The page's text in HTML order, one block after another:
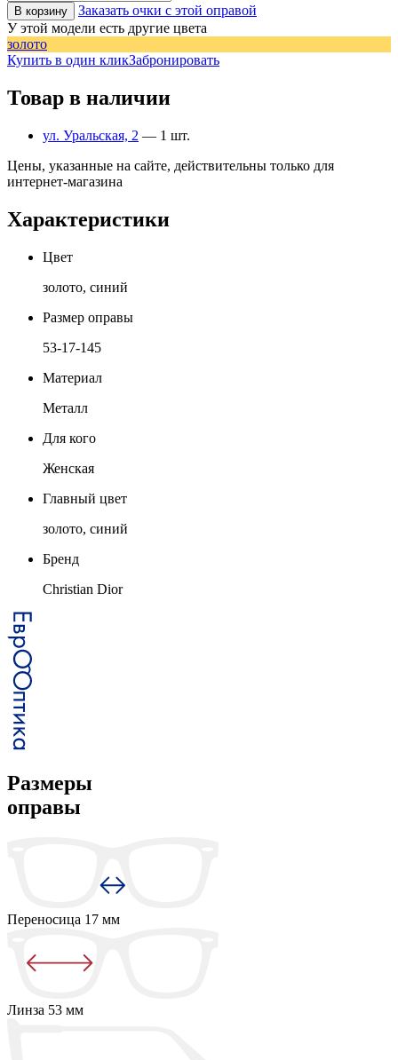
В корзину
Заказать очки с этой оправой
У этой модели есть другие цвета
золото
Купить в один кликЗабронировать
Товар в наличии
ул. Уральская, 2 — 1 шт.
Цены, указанные на сайте, действительны только для
интернет-магазина
Характеристики
Цвет
золото, синий
Размер оправы
53-17-145
Материал
Металл
Для кого
Женская
Главный цвет
золото, синий
Бренд
Christian Dior
Размеры
оправы
Переносица 17 мм
Линза 53 мм